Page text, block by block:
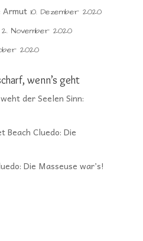
Armut 10. Dezember 2020
2. November 2020
2020
wenn’s geht
der Seelen Sinn:
Beach Cluedo: Die
Die Masseuse war’s!